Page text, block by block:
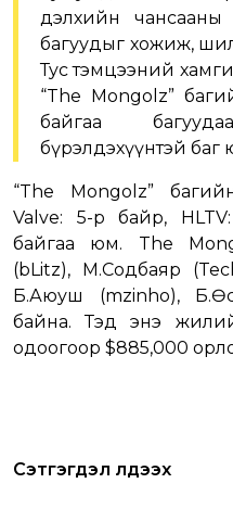
дэлхийн чансааны
багуудыг хожиж,
Тус тэмцээний
“The Mongolz”
байгаа
бүрэлдэхүүнтэй баг
“The Mongolz”
Valve: 5-р байр,
байгаа юм. The
(bLitz), М.Содбаяр
Б.Аюуш (mzinho),
байна. Тэд энэ
одоогоор $885,000
Сэтгэгдэл үлдээх